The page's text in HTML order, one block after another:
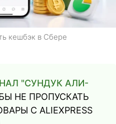
кешбэк в Сбере
"СУНДУК АЛИ-
НЕ ПРОПУСКАТЬ
С ALIEXPRESS